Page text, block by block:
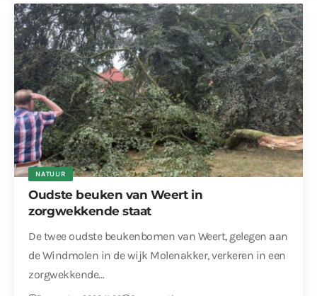
NATUUR
Oudste beuken van Weert in
zorgwekkende staat
De twee oudste beukenbomen van Weert, gelegen aan
de Windmolen in de wijk Molenakker, verkeren in een
zorgwekkende…